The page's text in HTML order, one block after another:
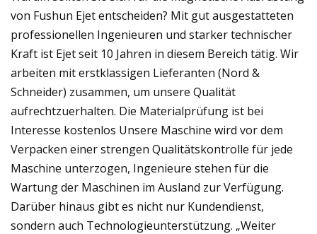
von Fushun Ejet entscheiden? Mit gut ausgestatteten
professionellen Ingenieuren und starker technischer
Kraft ist Ejet seit 10 Jahren in diesem Bereich tätig. Wir
arbeiten mit erstklassigen Lieferanten (Nord &
Schneider) zusammen, um unsere Qualität
aufrechtzuerhalten. Die Materialprüfung ist bei
Interesse kostenlos Unsere Maschine wird vor dem
Verpacken einer strengen Qualitätskontrolle für jede
Maschine unterzogen, Ingenieure stehen für die
Wartung der Maschinen im Ausland zur Verfügung.
Darüber hinaus gibt es nicht nur Kundendienst,
sondern auch Technologieunterstützung. „Weiter